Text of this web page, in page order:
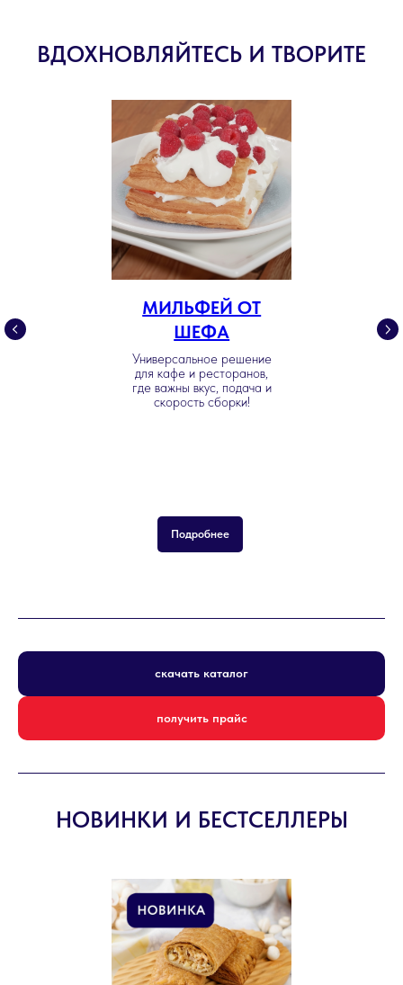
ВДОХНОВЛЯЙТЕСЬ И ТВОРИТЕ
МИЛЬФЕЙ ОТ
ШЕФА
Универсальное решение
для кафе и ресторанов,
где важны вкус, подача и
скорость сборки!
Подробнее
скачать каталог
получить прайс
НОВИНКИ И БЕСТСЕЛЛЕРЫ